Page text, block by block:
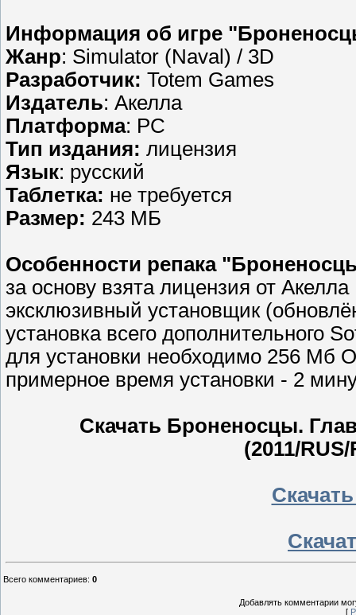
Информация об игре
Жанр: Simulator (Naval) / 3D
Разработчик: Totem Games
Издатель: Акелла
Платформа: PC
Тип издания: лицензия
Язык: русский
Таблетка: не требуется
Размер: 243 МБ
Особенности репака
за основу взята лицензия от Акелла
эксклюзивный установщик
установка всего дополнительного
для установки необходимо 256 Мб
примерное время установки - 2
Скачать Броненосцы.
(2011/
Всего комментариев: 0
Добавлять комментарии
[